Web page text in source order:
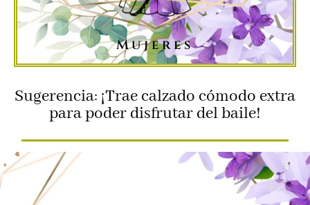
Mujeres
Sugerencia: ¡Trae calzado cómodo extra
para poder disfrutar del baile!